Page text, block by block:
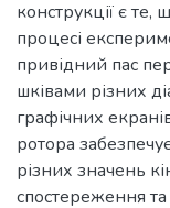
конструкції є
процесі
привідний пас
шківами різних
графічних
ротора
різних значень
спостереження та